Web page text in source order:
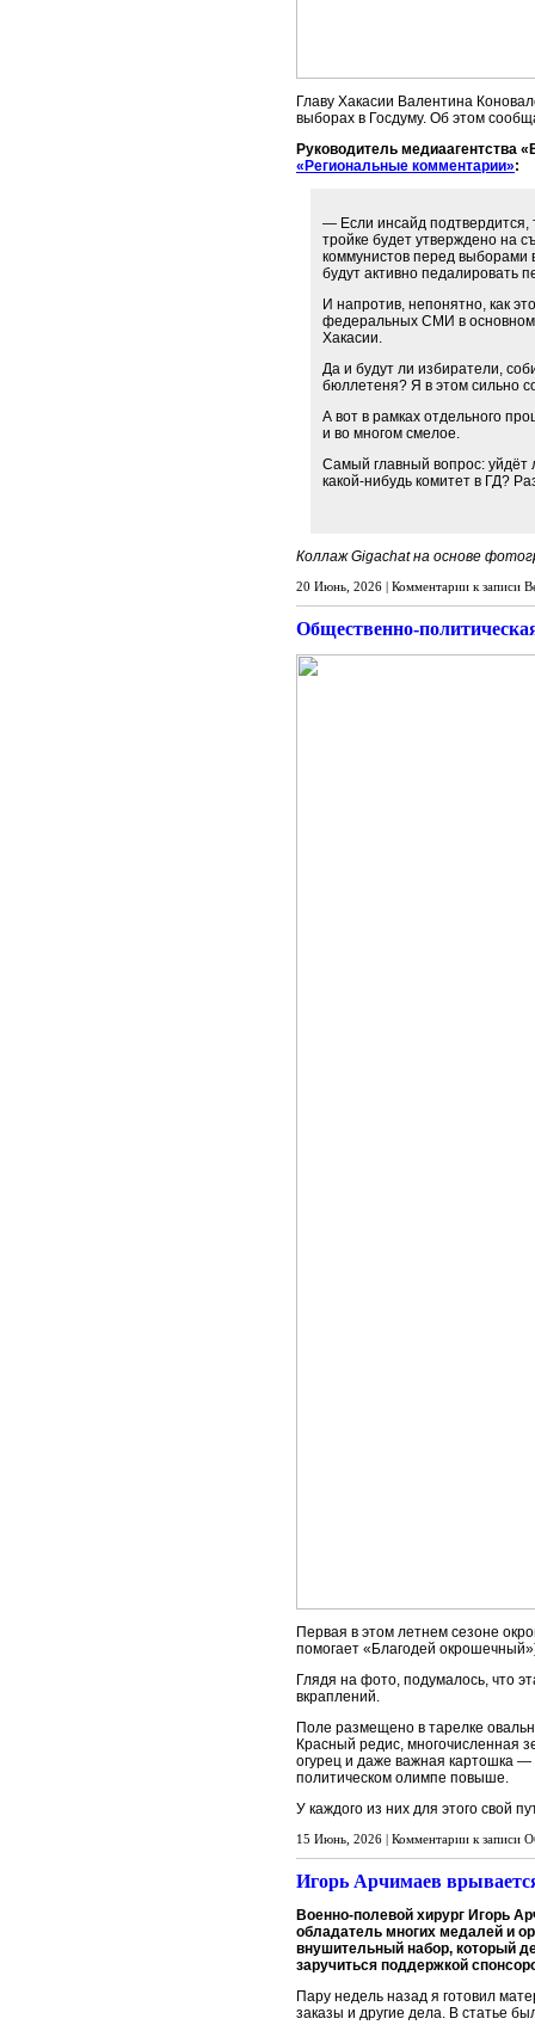
Главу Хакасии Валентина
выборах в Госдуму. Об этом
Руководитель медиаагентства
«Региональные комментарии»:
— Если инсайд подтвердится,
тройке будет утверждено на
коммунистов перед выборами
будут активно педалировать
И напротив, непонятно, как
федеральных СМИ в основном
Хакасии.
Да и будут ли избиратели,
бюллетеня? Я в этом сильно
А вот в рамках отдельного
и во многом смелое.
Самый главный вопрос: уйдёт
какой‑нибудь комитет в ГД?
Коллаж Gigachat на основе
20 Июнь, 2026 | Комментарии к записи
Общественно-
Первая в этом летнем сезоне
помогает «Благодей
Глядя на фото, подумалось, что
вкраплений.
Поле размещено в тарелке
Красный редис, многочисленная
огурец и даже важная картошка —
политическом олимпе повыше.
У каждого из них для этого свой
15 Июнь, 2026 | Комментарии к записи
Игорь Арчимаев
Военно-полевой хирург Игорь
обладатель многих медалей и
внушительный набор, который
заручиться поддержкой
Пару недель назад я готовил
заказы и другие дела. В статье